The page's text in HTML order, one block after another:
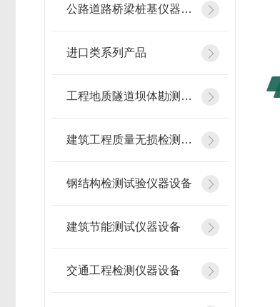
公路道路桥梁桩基仪器设备
进口类系列产品
工程地质隧道坝体勘测仪器
建筑工程质量无损检测仪器
钢结构检测试验仪器设备
建筑节能测试仪器设备
交通工程检测仪器设备